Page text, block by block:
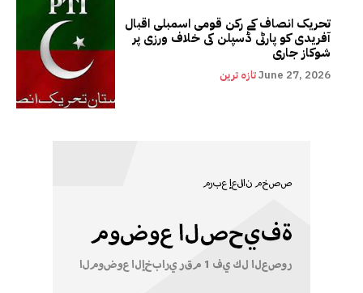
تحریک انصاف کے رکن قومی اسمبلی اقبال
آفریدی کو پارٹی ڈسپلن کی خلاف ورزی پر
شوکاز جاری
تازہ ترینJune 27, 2026